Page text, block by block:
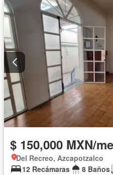
$ 150,000 MXN/
Del Recreo, Azcapotzalco
12 Recámaras
8 Baños